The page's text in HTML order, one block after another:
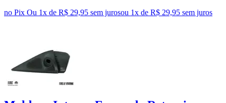
no Pix Ou 1x de R$ 29,95 sem jurosou 1x de R$ 29,95 sem juros